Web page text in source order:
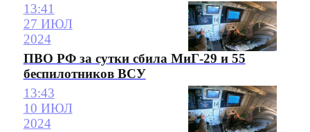
13:41
27 ИЮЛ
2024
ПВО РФ за сутки сбила МиГ-29 и 55
беспилотников ВСУ
13:43
10 ИЮЛ
2024